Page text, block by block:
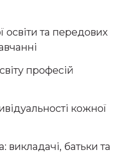
освіти та передових
професій
кожної
викладачі, батьки та